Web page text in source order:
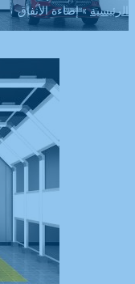
الرئيسية إضاءة الأنفاق